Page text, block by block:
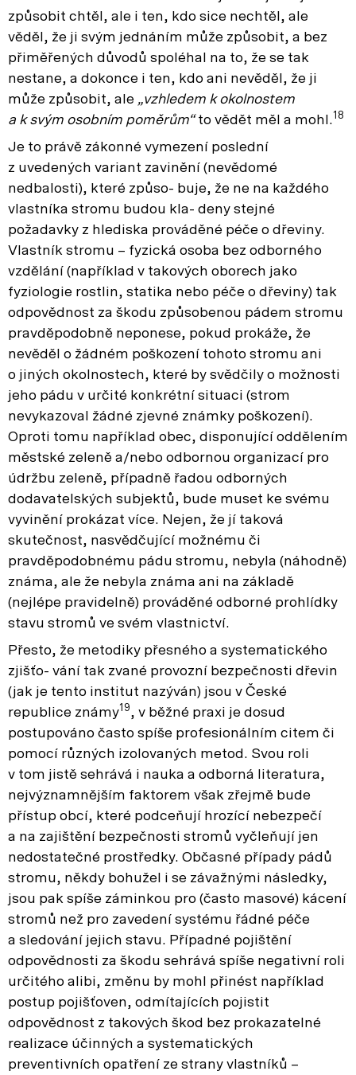
způsobit chtěl, ale i ten, kdo sice nechtěl, ale
věděl, že ji svým jednáním může způsobit, a bez
přiměřených důvodů spoléhal na to, že se tak
nestane, a dokonce i ten, kdo ani nevěděl, že ji
může způsobit, ale „vzhledem k okolnostem
a k svým osobním poměrům“to vědět měl a mohl.18
Je to právě zákonné vymezení poslední
z uvedených variant zavinění (nevědomé
nedbalosti), které způso- buje, že ne na každého
vlastníka stromu budou kla- deny stejné
požadavky z hlediska prováděné péče o dřeviny.
Vlastník stromu – fyzická osoba bez odborného
vzdělání (například v takových oborech jako
fyziologie rostlin, statika nebo péče o dřeviny) tak
odpovědnost za škodu způsobenou pádem stromu
pravděpodobně neponese, pokud prokáže, že
nevěděl o žádném poškození tohoto stromu ani
o jiných okolnostech, které by svědčily o možnosti
jeho pádu v určité konkrétní situaci (strom
nevykazoval žádné zjevné známky poškození).
Oproti tomu například obec, disponující oddělením
městské zeleně a/nebo odbornou organizací pro
údržbu zeleně, případně řadou odborných
dodavatelských subjektů, bude muset ke svému
vyvinění prokázat více. Nejen, že jí taková
skutečnost, nasvědčující možnému či
pravděpodobnému pádu stromu, nebyla (náhodně)
známa, ale že nebyla známa ani na základě
(nejlépe pravidelně) prováděné odborné prohlídky
stavu stromů ve svém vlastnictví.
Přesto, že metodiky přesného a systematického
zjišťo- vání tak zvané provozní bezpečnosti dřevin
(jak je tento institut nazýván) jsou v České
republice známy19, v běžné praxi je dosud
postupováno často spíše profesionálním citem či
pomocí různých izolovaných metod. Svou roli
v tom jistě sehrává i nauka a odborná literatura,
nejvýznamnějším faktorem však zřejmě bude
přístup obcí, které podceňují hrozící nebezpečí
a na zajištění bezpečnosti stromů vyčleňují jen
nedostatečné prostředky. Občasné případy pádů
stromu, někdy bohužel i se závažnými následky,
jsou pak spíše záminkou pro (často masové) kácení
stromů než pro zavedení systému řádné péče
a sledování jejich stavu. Případné pojištění
odpovědnosti za škodu sehrává spíše negativní roli
určitého alibi, změnu by mohl přinést například
postup pojišťoven, odmítajících pojistit
odpovědnost z takových škod bez prokazatelné
realizace účinných a systematických
preventivních opatření ze strany vlastníků –